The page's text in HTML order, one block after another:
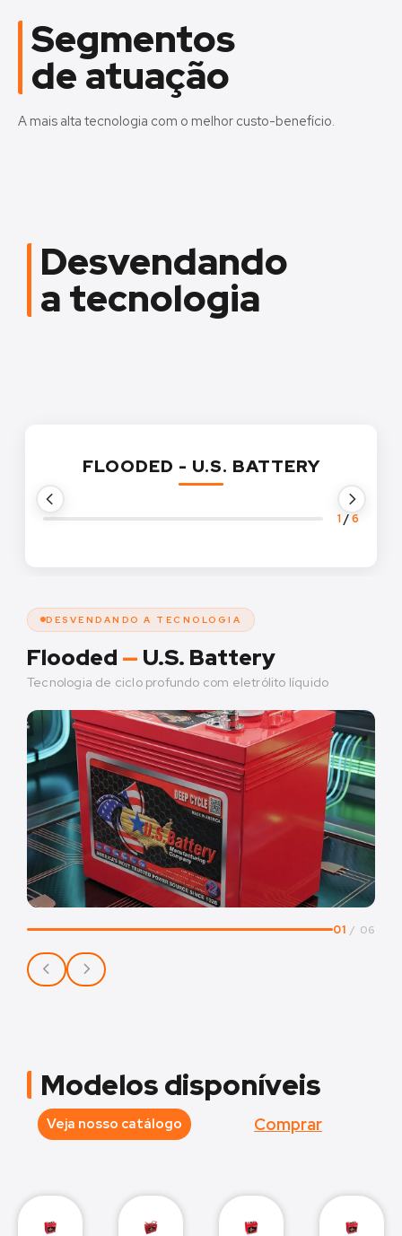
Segmentos
de atuação
A mais alta tecnologia com o melhor custo-benefício.
Desvendando
a tecnologia
FLOODED - U.S. BATTERY
1/6
DESVENDANDO A TECNOLOGIA
Flooded — U.S. Battery
Tecnologia de ciclo profundo com eletrólito líquido
01 / 06
Modelos disponíveis
Veja nosso catálogo Comprar